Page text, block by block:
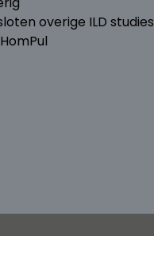
overige ILD studies